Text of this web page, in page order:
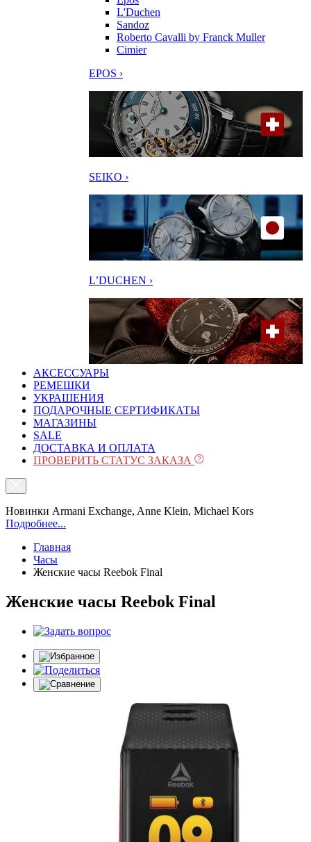
L'Duchen
Sandoz
Roberto Cavalli by Franck Muller
Cimier
EPOS ›
SEIKO ›
L’DUCHEN ›
АКСЕССУАРЫ
РЕМЕШКИ
УКРАШЕНИЯ
ПОДАРОЧНЫЕ СЕРТИФИКАТЫ
МАГАЗИНЫ
SALE
ДОСТАВКА И ОПЛАТА
ПРОВЕРИТЬ СТАТУС ЗАКАЗА
Новинки Armani Exchange, Anne Klein, Michael Kors
Подробнее...
Главная
Часы
Женские часы Reebok Final
Женские часы Reebok Final